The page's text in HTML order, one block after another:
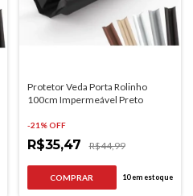
Protetor Veda Porta Rolinho
100cm Impermeável Preto
-21 % OFF
R$35,47 R$44,99
10em estoque